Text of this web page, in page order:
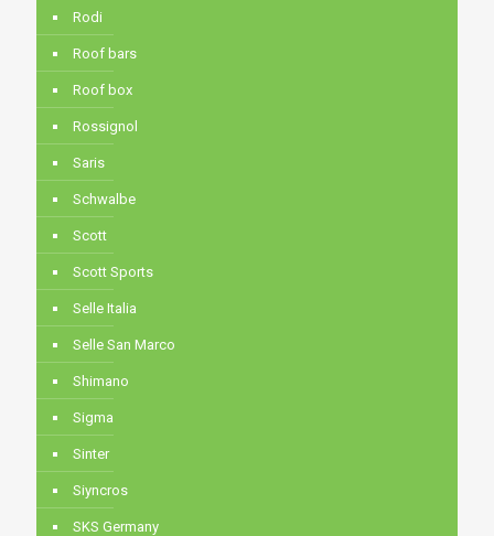
Rodi
Roof bars
Roof box
Rossignol
Saris
Schwalbe
Scott
Scott Sports
Selle Italia
Selle San Marco
Shimano
Sigma
Sinter
Siyncros
SKS Germany